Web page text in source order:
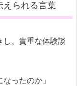
えられる言葉
、貴重な体験談
ったのか」